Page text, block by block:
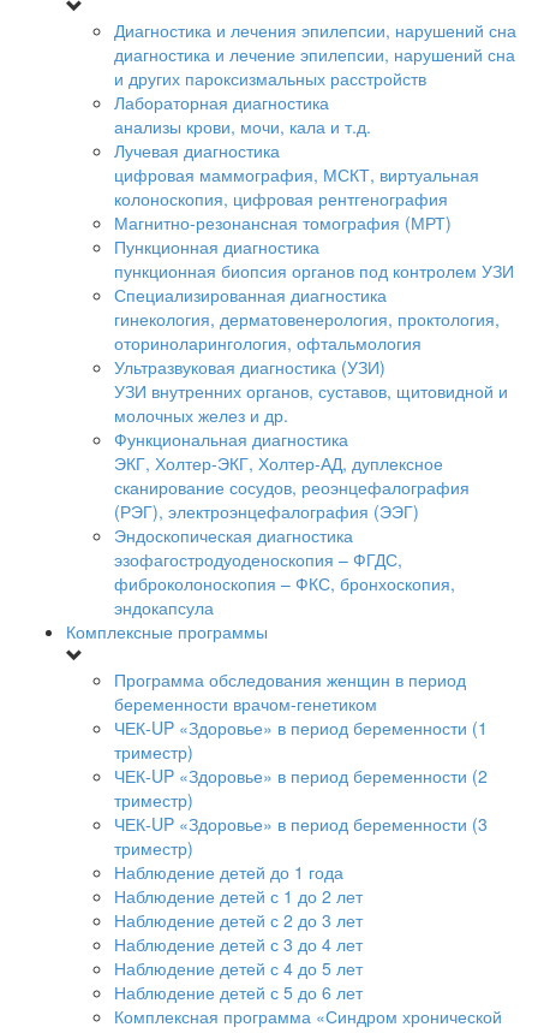
Диагностика и лечения эпилепсии, нарушений сна
диагностика и лечение эпилепсии, нарушений сна
и других пароксизмальных расстройств
Лабораторная диагностика
анализы крови, мочи, кала и т.д.
Лучевая диагностика
цифровая маммография, МСКТ, виртуальная
колоноскопия, цифровая рентгенография
Магнитно-резонансная томография (МРТ)
Пункционная диагностика
пункционная биопсия органов под контролем УЗИ
Специализированная диагностика
гинекология, дерматовенерология, проктология,
оториноларингология, офтальмология
Ультразвуковая диагностика (УЗИ)
УЗИ внутренних органов, суставов, щитовидной и
молочных желез и др.
Функциональная диагностика
ЭКГ, Холтер-ЭКГ, Холтер-АД, дуплексное
сканирование сосудов, реоэнцефалография
(РЭГ), электроэнцефалография (ЭЭГ)
Эндоскопическая диагностика
эзофагостродуоденоскопия – ФГДС,
фиброколоноскопия – ФКС, бронхоскопия,
эндокапсула
Комплексные программы
Программа обследования женщин в период
беременности врачом-генетиком
ЧЕК-UP «Здоровье» в период беременности (1
триместр)
ЧЕК-UP «Здоровье» в период беременности (2
триместр)
ЧЕК-UP «Здоровье» в период беременности (3
триместр)
Наблюдение детей до 1 года
Наблюдение детей с 1 до 2 лет
Наблюдение детей с 2 до 3 лет
Наблюдение детей с 3 до 4 лет
Наблюдение детей с 4 до 5 лет
Наблюдение детей с 5 до 6 лет
Комплексная программа «Синдром хронической